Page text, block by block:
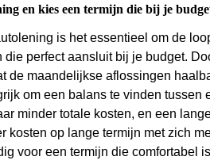
en kies een termijn die bij je
is het essentieel om de
perfect aansluit bij je budget.
de maandelijkse aflossingen
om een balans te vinden tussen
minder totale kosten, en een
kosten op lange termijn met zich
voor een termijn die comfortabel